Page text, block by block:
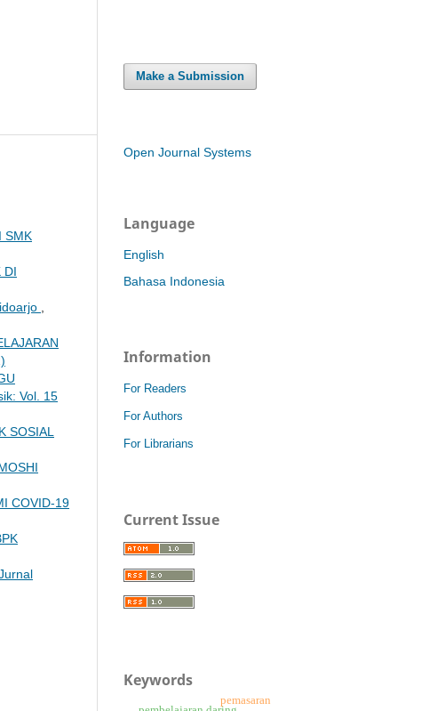
SMK
DI
Vol. 15
SOSIAL
COVID-19
Make a Submission
Open Journal Systems
Language
English
Bahasa Indonesia
Information
For Readers
For Authors
For Librarians
Current Issue
Keywords
pemasaran